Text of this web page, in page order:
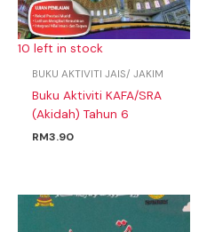
10 left in stock
BUKU AKTIVITI JAIS/ JAKIM
Buku Aktiviti KAFA/SRA
(Akidah) Tahun 6
RM3.90